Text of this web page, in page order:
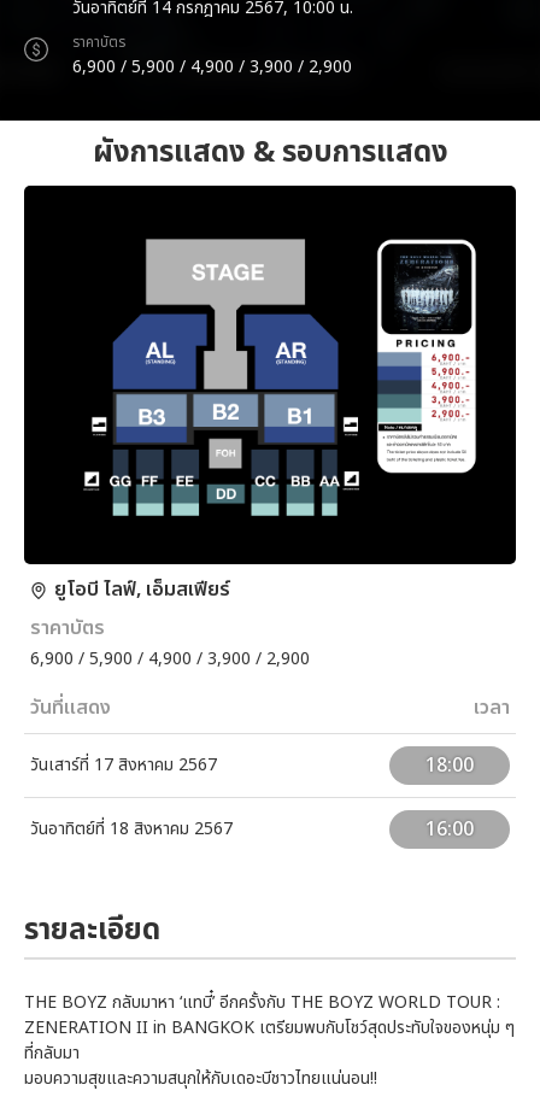
วันอาทิตย์ที่ 14 กรกฎาคม 2567, 10:00 น.
ราคาบัตร
6,900 / 5,900 / 4,900 / 3,900 / 2,900
ผังการแสดง & รอบการแสดง
ยูโอบี ไลฟ์, เอ็มสเฟียร์
ราคาบัตร
6,900 / 5,900 / 4,900 / 3,900 / 2,900
วันที่แสดง เวลา
วันเสาร์ที่ 17 สิงหาคม 2567 18:00
วันอาทิตย์ที่ 18 สิงหาคม 2567 16:00
รายละเอียด
THE BOYZ กลับมาหา ‘แทบี๋’ อีกครั้งกับ THE BOYZ WORLD TOUR :
ZENERATION II in BANGKOK เตรียมพบกับโชว์สุดประทับใจของหนุ่ม ๆ
ที่กลับมา
มอบความสุขและความสนุกให้กับเดอะบีชาวไทยแน่นอน!!